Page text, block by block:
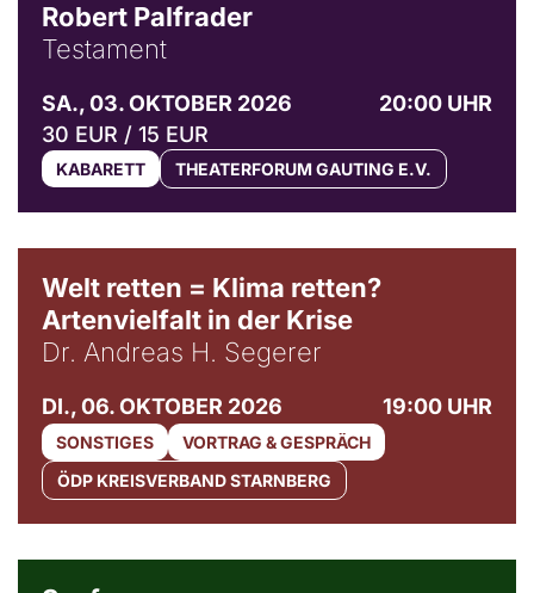
Robert Palfrader
Testament
SA., 03. OKTOBER 2026
20:00 UHR
30 EUR / 15 EUR
KABARETT THEATERFORUM GAUTING E.V.
Welt retten = Klima retten?
Artenvielfalt in der Krise
Dr. Andreas H. Segerer
DI., 06. OKTOBER 2026 19:00 UHR
SONSTIGES
VORTRAG & GESPRÄCH
ÖDP KREISVERBAND STARNBERG